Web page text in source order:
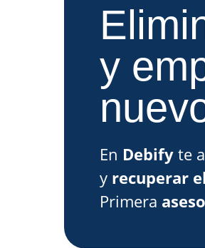
y
En Debify te
y recuperar
Primera